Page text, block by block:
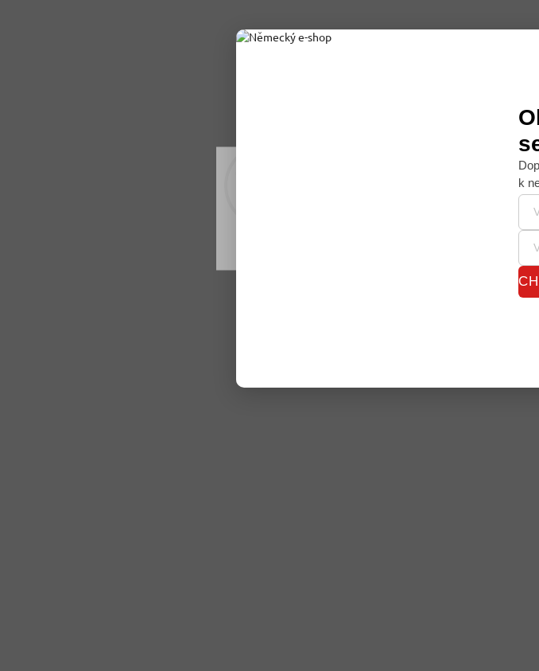
Rádi vám upravujeme nabídku na míru, ale
tomu soubory cookie. Používáním tohoto webu s
k